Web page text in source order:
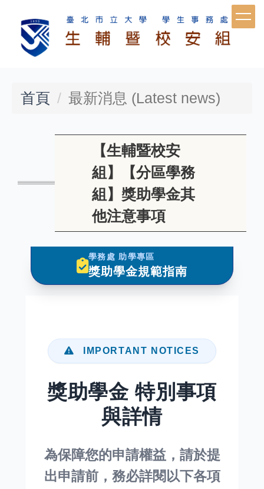
首頁 最新消息 (Latest news)
【生輔暨校安
組】【分區學務
組】獎助學金其
他注意事項
學務處 助學專區
獎助學金規範指南
IMPORTANT NOTICES
獎助學金 特別事項
與詳情
為保障您的申請權益，請於提
出申請前，務必詳閱以下各項